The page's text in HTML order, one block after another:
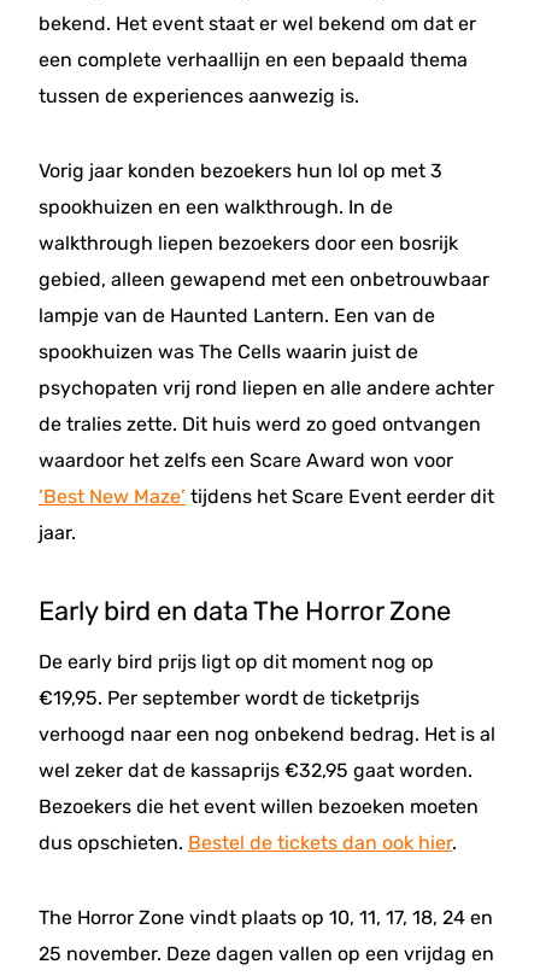
bekend. Het event staat er wel bekend om dat er
een complete verhaallijn en een bepaald thema
tussen de experiences aanwezig is.
Vorig jaar konden bezoekers hun lol op met 3
spookhuizen en een walkthrough. In de
walkthrough liepen bezoekers door een bosrijk
gebied, alleen gewapend met een onbetrouwbaar
lampje van de Haunted Lantern. Een van de
spookhuizen was The Cells waarin juist de
psychopaten vrij rond liepen en alle andere achter
de tralies zette. Dit huis werd zo goed ontvangen
waardoor het zelfs een Scare Award won voor
‘Best New Maze’ tijdens het Scare Event eerder dit
jaar.
Early bird en data The Horror Zone
De early bird prijs ligt op dit moment nog op
€19,95. Per september wordt de ticketprijs
verhoogd naar een nog onbekend bedrag. Het is al
wel zeker dat de kassaprijs €32,95 gaat worden.
Bezoekers die het event willen bezoeken moeten
dus opschieten. Bestel de tickets dan ook hier.
The Horror Zone vindt plaats op 10, 11, 17, 18, 24 en
25 november. Deze dagen vallen op een vrijdag en